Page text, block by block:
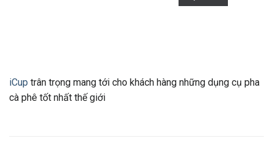
iCup trân trọng mang tới cho khách hàng những dụng cụ pha
cà phê tốt nhất thế giới